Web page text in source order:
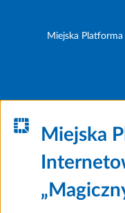
Miejska
Miejska